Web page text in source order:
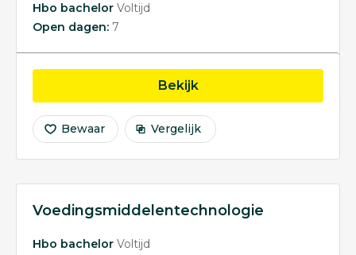
Hbo bachelor Voltijd
Open dagen: 7
Bekijkopleiding Milieukunde
Bewaar Vergelijk
Voedingsmiddelentechnologie
Hbo bachelor Voltijd